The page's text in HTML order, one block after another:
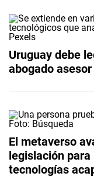
Uruguay debe
abogado
El metaverso
legislación
tecnologías